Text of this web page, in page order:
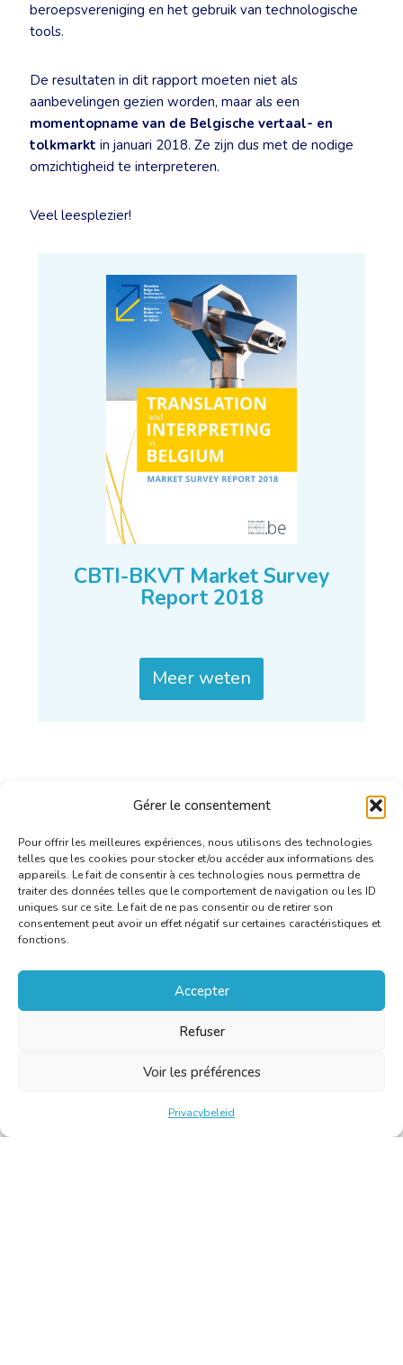
Gérer le consentement
Pour offrir les meilleures expériences, nous utilisons des technologies
telles que les cookies pour stocker et/ou accéder aux informations des
appareils. Le fait de consentir à ces technologies nous permettra de
traiter des données telles que le comportement de navigation ou les ID
uniques sur ce site. Le fait de ne pas consentir ou de retirer son
consentement peut avoir un effet négatif sur certaines caractéristiques et
fonctions.
Accepter
Refuser
Voir les préférences
Privacybeleid
beroepsvereniging en het gebruik van technologische
tools.
De resultaten in dit rapport moeten niet als
aanbevelingen gezien worden, maar als een
momentopname van de Belgische vertaal- en
tolkmarkt in januari 2018. Ze zijn dus met de nodige
omzichtigheid te interpreteren.
Veel leesplezier!
CBTI-BKVT Market Survey
Report 2018
Meer weten